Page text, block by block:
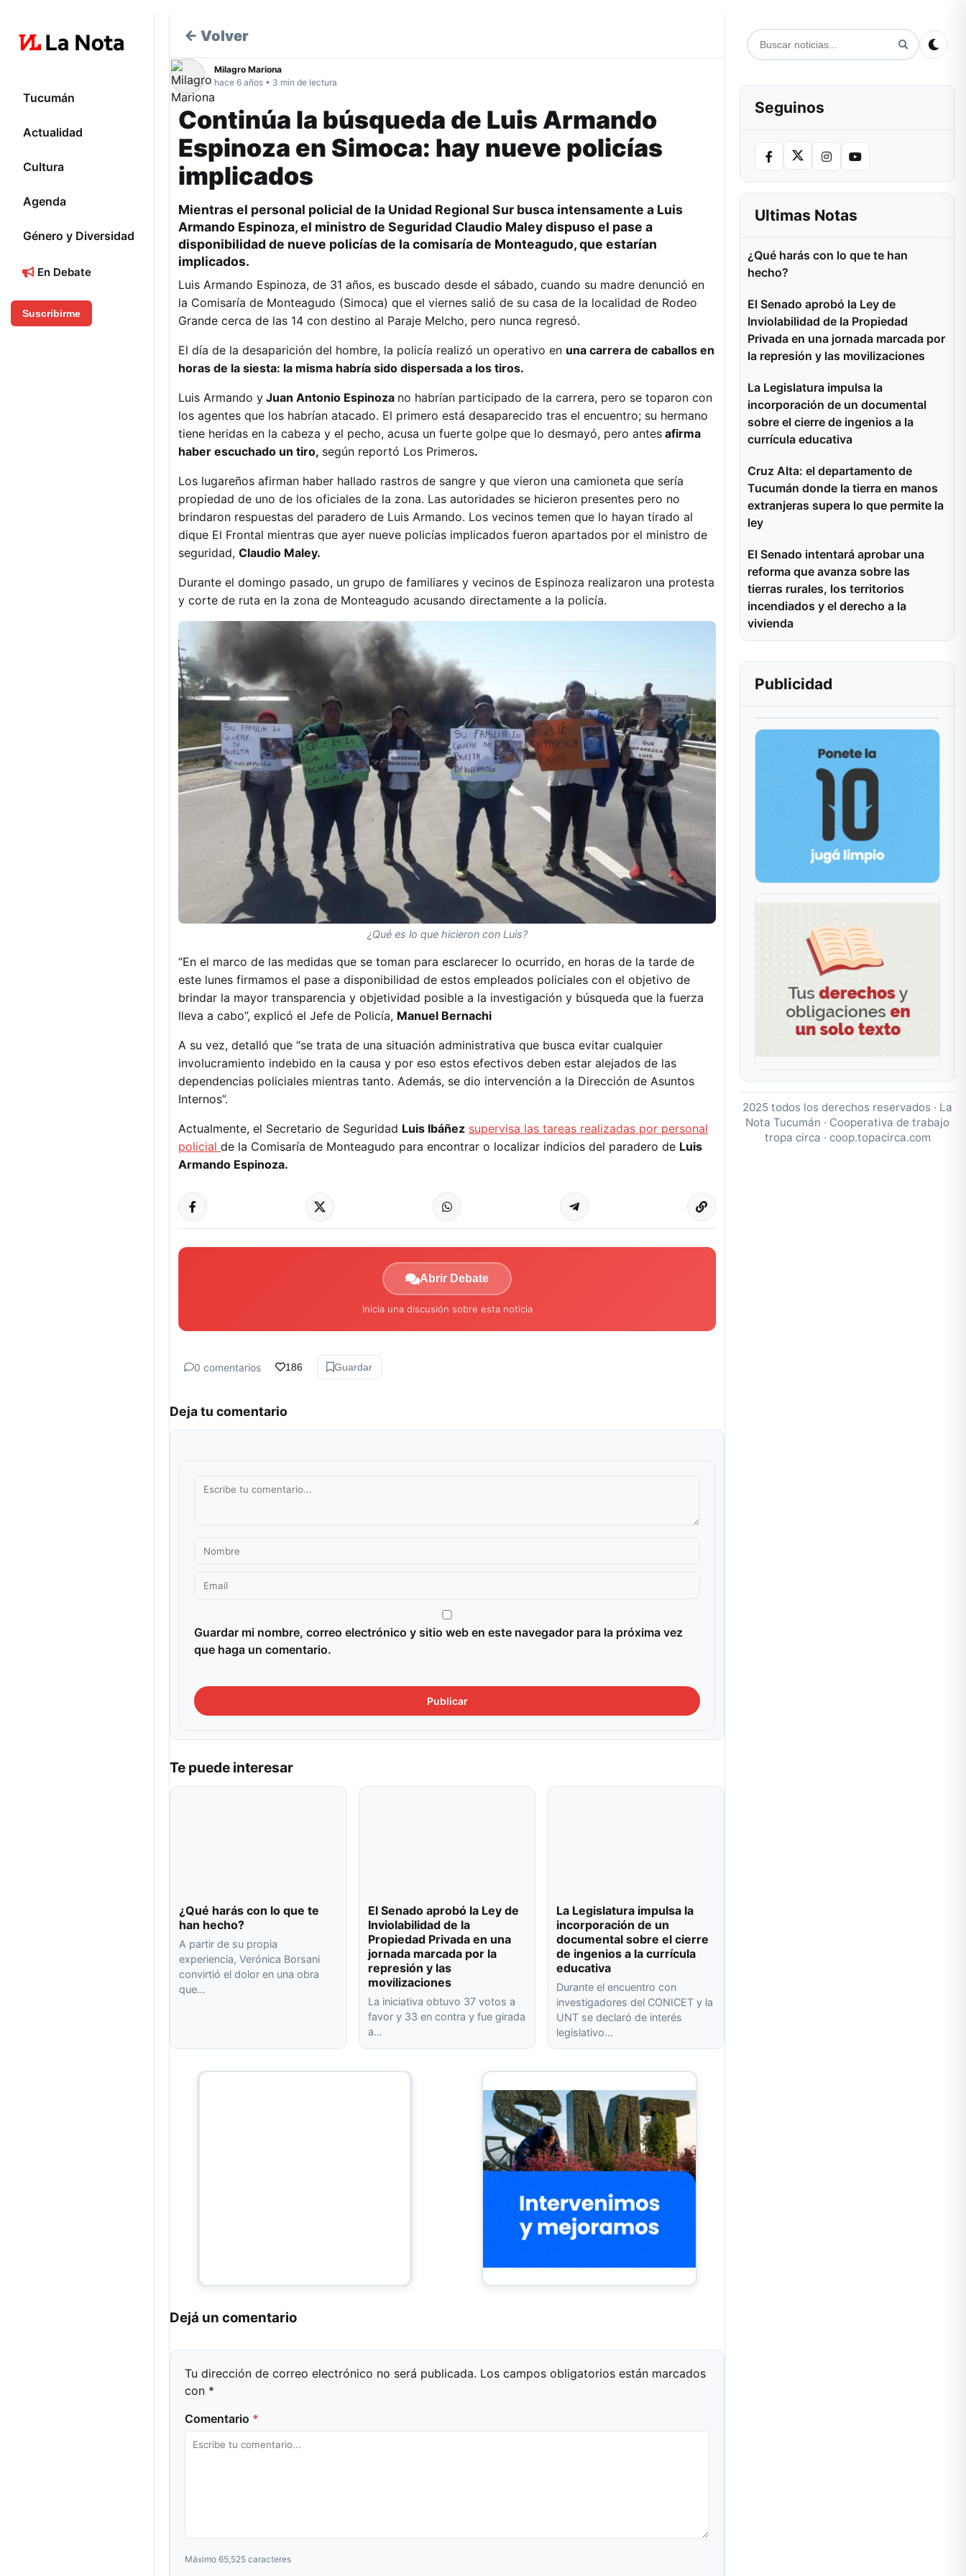
Tucumán
Actualidad
Cultura
Agenda
Género y Diversidad
En Debate
Suscribirme
← Volver
Milagro Mariona
hace 6 años • 3 min de lectura
Continúa la búsqueda de Luis Armando
Espinoza en Simoca: hay nueve policías
implicados
Mientras el personal policial de la Unidad Regional Sur busca intensamente a Luis
Armando Espinoza, el ministro de Seguridad Claudio Maleydispuso el pase a
disponibilidad de nueve policías de la comisaría de Monteagudo, que estarían
implicados.
Luis Armando Espinoza, de 31 años, es buscado desde el sábado, cuando su madre denunció en
la Comisaría de Monteagudo (Simoca) que el viernes salió de su casa de la localidad de Rodeo
Grande cerca de las 14 con destino al Paraje Melcho, pero nunca regresó.
El día de la desaparición del hombre, la policía realizó un operativo en una carrera de caballos en
horas de la siesta: la misma habría sido dispersada a los tiros.
Luis Armando y Juan Antonio Espinoza no habrían participado de la carrera, pero se toparon con
los agentes que los habrían atacado. El primero está desaparecido tras el encuentro; su hermano
tiene heridas en la cabeza y el pecho, acusa un fuerte golpe que lo desmayó, pero antes afirma
haber escuchado un tiro, según reportó Los Primeros.
Los lugareños afirman haber hallado rastros de sangre y que vieron una camioneta que sería
propiedad de uno de los oficiales de la zona. Las autoridades se hicieron presentes pero no
brindaron respuestas del paradero de Luis Armando. Los vecinos temen que lo hayan tirado al
dique El Frontal mientras que ayer nueve policías implicados fueron apartados por el ministro de
seguridad, Claudio Maley.
Durante el domingo pasado, un grupo de familiares y vecinos de Espinoza realizaron una protesta
y corte de ruta en la zona de Monteagudo acusando directamente a la policía.
¿Qué es lo que hicieron con Luis?
“En el marco de las medidas que se toman para esclarecer lo ocurrido, en horas de la tarde de
este lunes firmamos el pase a disponibilidad de estos empleados policiales con el objetivo de
brindar la mayor transparencia y objetividad posible a la investigación y búsqueda que la fuerza
lleva a cabo”, explicó el Jefe de Policía, Manuel Bernachi
A su vez, detalló que “se trata de una situación administrativa que busca evitar cualquier
involucramiento indebido en la causa y por eso estos efectivos deben estar alejados de las
dependencias policiales mientras tanto. Además, se dio intervención a la Dirección de Asuntos
Internos”.
Actualmente, el Secretario de Seguridad Luis Ibáñez supervisa las tareas realizadas por personal
policial de la Comisaría de Monteagudo para encontrar o localizar indicios del paradero de Luis
Armando Espinoza.
Abrir Debate
Inicia una discusión sobre esta noticia
0 comentarios 186 Guardar
Deja tu comentario
Guardar mi nombre, correo electrónico y sitio web en este navegador para la próxima vez
que haga un comentario.
Te puede interesar
¿Qué harás con lo que te
han hecho?
A partir de su propia
experiencia, Verónica Borsani
convirtió el dolor en una obra
que…
El Senado aprobó la Ley de
Inviolabilidad de la
Propiedad Privada en una
jornada marcada por la
represión y las
movilizaciones
La iniciativa obtuvo 37 votos a
favor y 33 en contra y fue girada
a…
La Legislatura impulsa la
incorporación de un
documental sobre el cierre
de ingenios a la currícula
educativa
Durante el encuentro con
investigadores del CONICET y la
UNT se declaró de interés
legislativo…
Dejá un comentario
Tu dirección de correo electrónico no será publicada. Los campos obligatorios están marcados
con *
Comentario *
Máximo 65,525 caracteres
Seguinos
Ultimas Notas
¿Qué harás con lo que te han
hecho?
El Senado aprobó la Ley de
Inviolabilidad de la Propiedad
Privada en una jornada marcada por
la represión y las movilizaciones
La Legislatura impulsa la
incorporación de un documental
sobre el cierre de ingenios a la
currícula educativa
Cruz Alta: el departamento de
Tucumán donde la tierra en manos
extranjeras supera lo que permite la
ley
El Senado intentará aprobar una
reforma que avanza sobre las
tierras rurales, los territorios
incendiados y el derecho a la
vivienda
Publicidad
2025 todos los derechos reservados · La
Nota Tucumán · Cooperativa de trabajo
tropa circa · coop.topacirca.com